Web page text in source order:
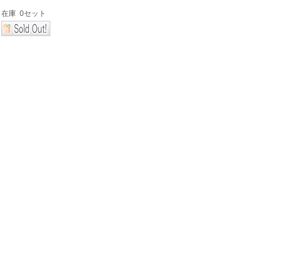
在庫 0セット